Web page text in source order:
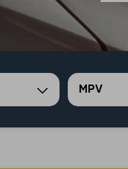
MPV